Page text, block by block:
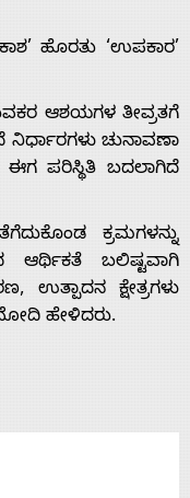
ಹೊರತು ‘ಉಪಕಾರ’
ಆಶಯಗಳ ತೀವ್ರತಗೆ
ನಿರ್ಧಾರಗಳು ಚುನಾವಣಾ
ಈಗ ಪರಿಸ್ಥಿತಿ ಬದಲಾಗಿದೆ
ಕ್ರಮಗಳನ್ನು
ಆರ್ಥಿಕತೆ ಬಲಿಷ್ಟವಾಗಿ
ಉತ್ಪಾದನ ಕ್ಷೇತ್ರಗಳು
ಹೇಳಿದರು.